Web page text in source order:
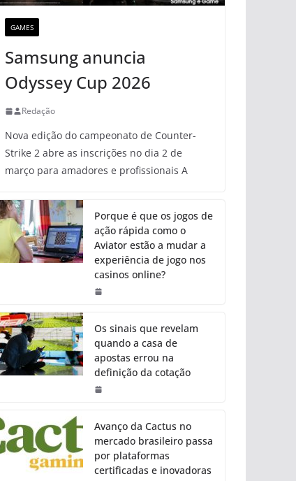
GAMES
Samsung anuncia
Odyssey Cup 2026
Redação
Nova edição do campeonato de Counter-
Strike 2 abre as inscrições no dia 2 de
março para amadores e profissionais A
Porque é que os jogos de
ação rápida como o
Aviator estão a mudar a
experiência de jogo nos
casinos online?
Os sinais que revelam
quando a casa de
apostas errou na
definição da cotação
Avanço da Cactus no
mercado brasileiro passa
por plataformas
certificadas e inovadoras